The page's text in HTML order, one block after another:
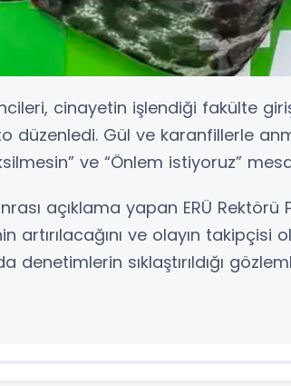
cinayetin işlendiği fakülte
düzenledi. Gül ve karanfillerle
ve “Önlem istiyoruz”
açıklama yapan ERÜ Rektörü
artırılacağını ve olayın takipçisi
denetimlerin sıklaştırıldığı